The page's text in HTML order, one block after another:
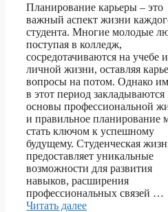
Планирование карьеры – это
важный аспект жизни
студента. Многие молодые
поступая в колледж,
сосредотачиваются на учебе и
личной жизни, оставляя
вопросы на потом. Однако
в этот период закладываются
основы профессиональной
и правильное планирование
стать ключом к успешному
будущему. Студенческая
предоставляет уникальные
возможности для развития
навыков, расширения
профессиональных связей …
Читать далее